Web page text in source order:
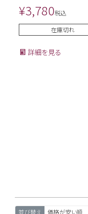
¥3,780税込
在庫切れ
詳細を見る
並び替え 価格が安い順